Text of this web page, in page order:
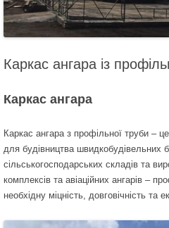
Каркас ангара із
Каркас ангара
Каркас ангара з профільної труби –
для будівництва швидкобудівельних
сільськогосподарських складів та
комплексів та авіаційних ангарів –
необхідну міцність, довговічність та